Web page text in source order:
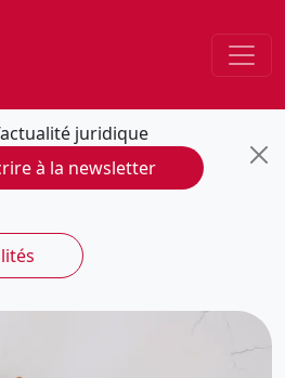
juridique
à la newsletter